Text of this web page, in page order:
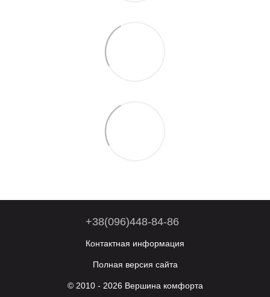
+38(096)448-84-86
Контактная информация
Полная версия сайта
© 2010 - 2026 Вершина комфорта